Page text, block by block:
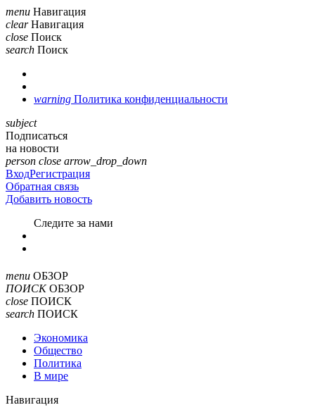
menu Навигация
clear Навигация
close Поиск
search Поиск
warning Политика конфиденциальности
subject
Подписаться
на новости
person close arrow_drop_down
ВходРегистрация
Обратная связь
Добавить новость
Cледите за нами
menu ОБЗОР
ПОИСК ОБЗОР
close ПОИСК
search ПОИСК
Экономика
Общество
Политика
В мире
Навигация